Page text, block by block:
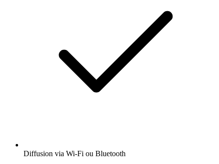
Diffusion via Wi-Fi ou Bluetooth